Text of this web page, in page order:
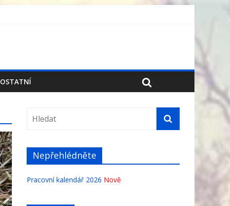
OSTATNÍ
Nepřehlédněte
Pracovní kalendář 2026 Nově